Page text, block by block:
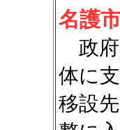
名護
政府
体に
移設